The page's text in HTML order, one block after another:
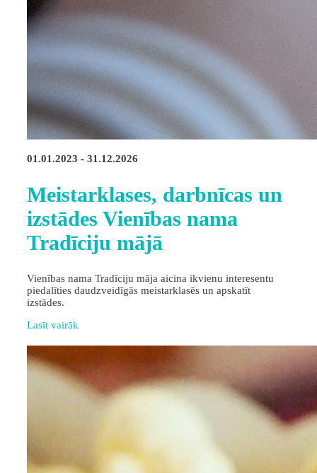
01.01.2023 - 31.12.2026
Meistarklases, darbnīcas un
izstādes Vienības nama
Tradīciju mājā
Vienības nama Tradīciju māja aicina ikvienu interesentu
piedalīties daudzveidīgās meistarklasēs un apskatīt
izstādes.
Lasīt vairāk